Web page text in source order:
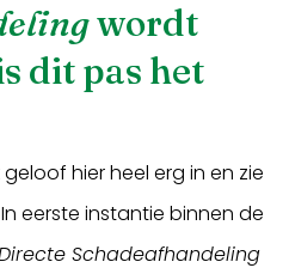
wordt
dit pas het
hier heel erg in en zie
eerste instantie binnen de
Schadeafhandeling